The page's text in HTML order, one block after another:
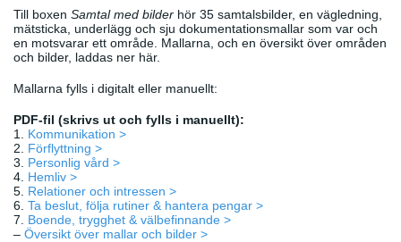
Till boxen Samtal med bilder hör 35 samtalsbilder, en vägledning,
mätsticka, underlägg och sju dokumentationsmallar som var och
en motsvarar ett område. Mallarna, och en översikt över områden
och bilder, laddas ner här.
Mallarna fylls i digitalt eller manuellt:
PDF-fil (skrivs ut och fylls i manuellt):
1. Kommunikation >
2. Förflyttning >
3. Personlig vård >
4. Hemliv >
5. Relationer och intressen >
6. Ta beslut, följa rutiner & hantera pengar >
7. Boende, trygghet & välbefinnande >
– Översikt över mallar och bilder >